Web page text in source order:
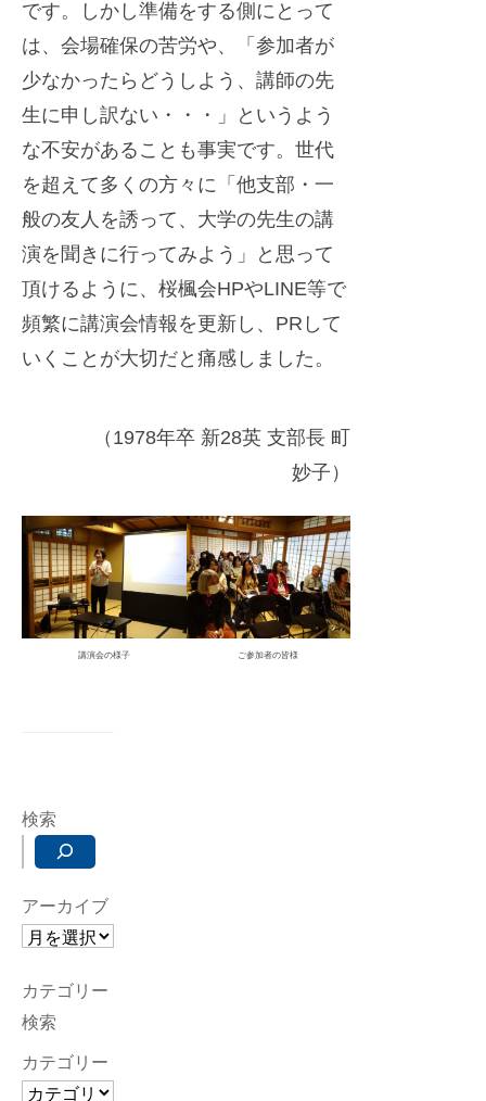
です。しかし準備をする側にとって
は、会場確保の苦労や、「参加者が
少なかったらどうしよう、講師の先
生に申し訳ない・・・」というよう
な不安があることも事実です。世代
を超えて多くの方々に「他支部・一
般の友人を誘って、大学の先生の講
演を聞きに行ってみよう」と思って
頂けるように、桜楓会HPやLINE等で
頻繁に講演会情報を更新し、PRして
いくことが大切だと痛感しました。
（1978年卒 新28英 支部長 町
妙子）
講演会の様子 ご参加者の皆様
検索
アーカイブ
カテゴリー
検索
カテゴリー